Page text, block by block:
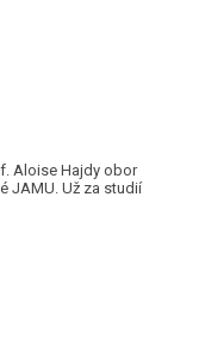
Aloise Hajdy obor
JAMU. Už za studií